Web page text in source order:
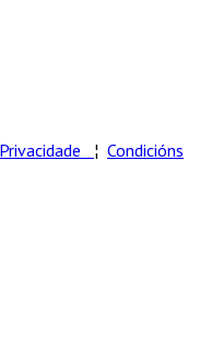
¦ Condicións